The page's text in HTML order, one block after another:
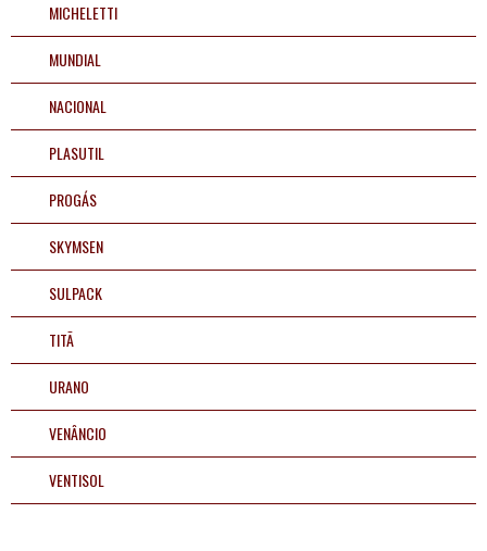
MICHELETTI
MUNDIAL
NACIONAL
PLASUTIL
PROGÁS
SKYMSEN
SULPACK
TITÃ
URANO
VENÂNCIO
VENTISOL